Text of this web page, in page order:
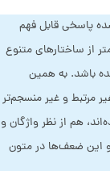
شده پاسخی قابل فهم
از ساختارهای متنوع
باشد. به همین
مرتبط و غیر منسجم‌تر
را کسب کرده‌اند، هم از نظر واژگان و
این ضعف‌ها در متون